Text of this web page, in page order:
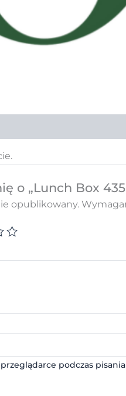
o „Lunch Box
opublikowany.
podczas